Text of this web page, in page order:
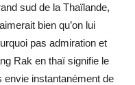
sud de la Thaïlande,
bien qu’on lui
pas admiration et
Rak en thaï signifie le
envie instantanément de